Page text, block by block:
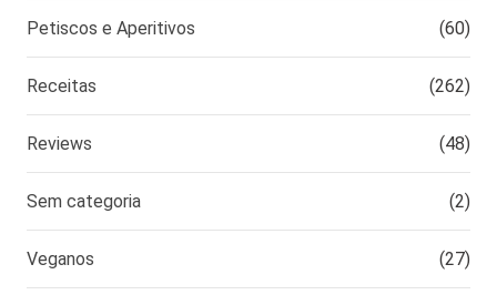
Petiscos e Aperitivos (60)
Receitas (262)
Reviews (48)
Sem categoria (2)
Veganos (27)